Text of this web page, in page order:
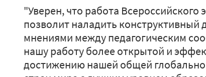
"Уверен, что работа Всероссийского
позволит наладить
мнениями между педагогическим
нашу работу более открытой и
достижению нашей общей